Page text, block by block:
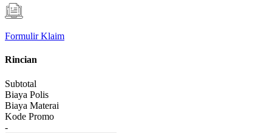
Formulir Klaim
Rincian
Subtotal
Biaya Polis
Biaya Materai
Kode Promo
-